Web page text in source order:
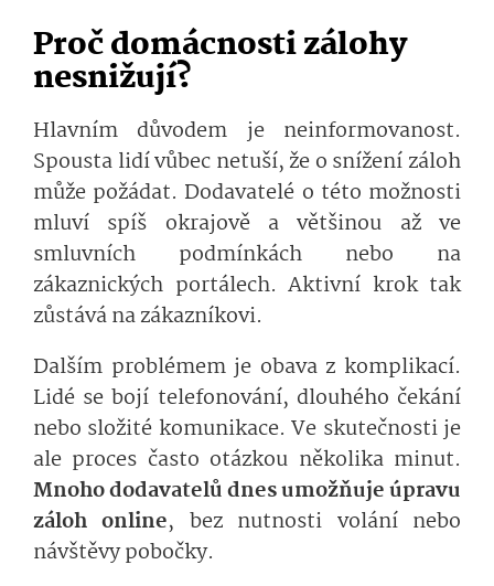
Proč domácnosti zálohy
nesnižují?
Hlavním důvodem je neinformovanost.
Spousta lidí vůbec netuší, že o snížení záloh
může požádat. Dodavatelé o této možnosti
mluví spíš okrajově a většinou až ve
smluvních podmínkách nebo na
zákaznických portálech. Aktivní krok tak
zůstává na zákazníkovi.
Dalším problémem je obava z komplikací.
Lidé se bojí telefonování, dlouhého čekání
nebo složité komunikace. Ve skutečnosti je
ale proces často otázkou několika minut.
Mnoho dodavatelů dnes umožňuje úpravu
záloh online, bez nutnosti volání nebo
návštěvy pobočky.